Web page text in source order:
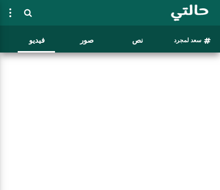
سعد لمجرد نص صور فيديو